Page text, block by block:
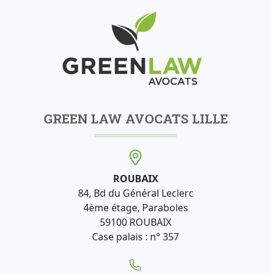
GREEN LAW AVOCATS LILLE
ROUBAIX
84, Bd du Général Leclerc
4ème étage, Paraboles
59100 ROUBAIX
Case palais : n° 357